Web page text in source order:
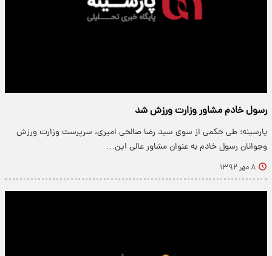
رسول خادم مشاور وزارت ورزش شد
پارسینه: طی حکمی از سوی سید رضا صالحی امیری،‌ سرپرست وزارت ورزش
وجوانان رسول خادم به عنوان مشاور عالی این…
۸ مهر ۱۳۹۲